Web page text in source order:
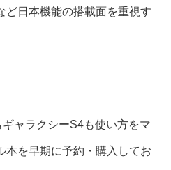
ど日本機能の搭載面を重視す
ャラクシーS4も使い方をマ
本を早期に予約・購入してお